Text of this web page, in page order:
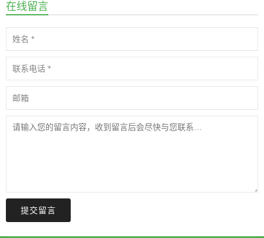
在线留言
提交留言